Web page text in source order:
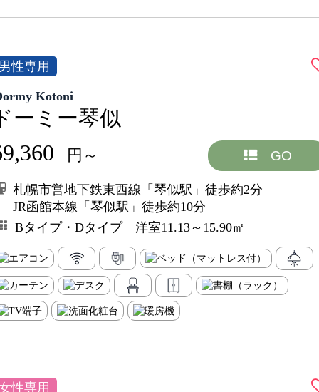
性専用
Kotoni
ーミー琴似
円～ GO
札幌市営地下鉄東西線「琴似駅」徒歩約2分
JR函館本線「琴似駅」徒歩約10分
Bタイプ・Dタイプ 洋室11.13～15.90㎡
性専用